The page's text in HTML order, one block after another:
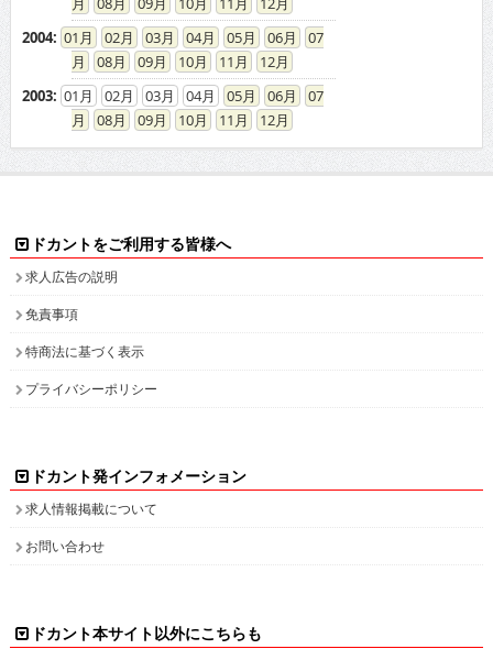
2004: 01 02 03 04 05 06
07
08
09 10 11
12
2003: 01 02 03 04 05 06
07
08
09 10 11 12
ドカントをご利用する皆様へ
求人広告の説明
免責事項
特商法に基づく表示
プライバシーポリシー
ドカント発インフォメーション
求人情報掲載について
お問い合わせ
ドカント本サイト以外にこちらも